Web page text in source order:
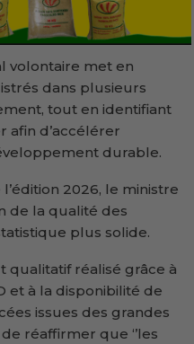
volontaire met en
dans plusieurs
tout en identifiant
afin d’accélérer
durable.
2026, le ministre
de la qualité des
plus solide.
qualitatif réalisé grâce à
et à la disponibilité de
issues des grandes
réaffirmer que ‘’les